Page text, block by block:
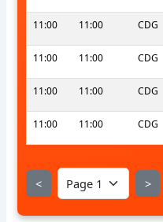
11:00 11:00 CDG
11:00 11:00 CDG
11:00 11:00 CDG
11:00 11:00 CDG
< >